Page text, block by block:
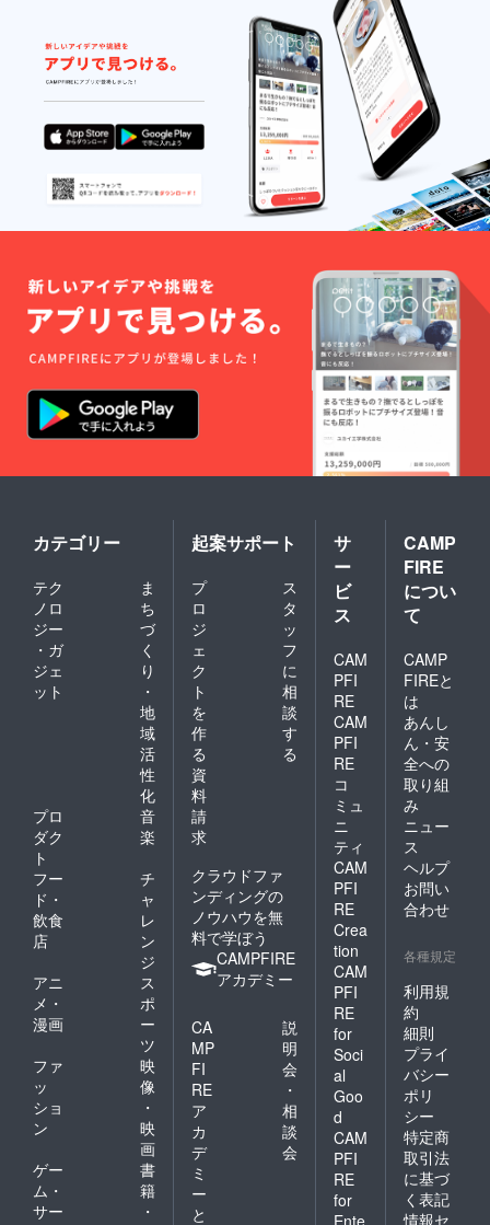
カテゴリー
テク
ノロ
ジー
・ガ
ジェ
ット
ま
ち
づ
く
り
・
地
域
活
性
化
プロ
ダク
ト
音
楽
フー
ド・
飲食
店
チ
ャ
レ
ン
ジ
アニ
メ・
漫画
ス
ポ
ー
ツ
ファ
ッ
ショ
ン
映
像
・
映
画
ゲー
ム・
サー
書
籍
・
起案サポート
プ
ロ
ジ
ェ
ク
ト
を
作
る
ス
タ
ッ
フ
に
相
談
す
る
資
料
請
求
クラウドファ
ンディングの
ノウハウを無
料で学ぼう
CAMPFIRE
アカデミー
CA
MP
FI
RE
ア
カ
デ
ミ
ー
と
説
明
会
・
相
談
会
サ
ー
ビ
ス
CAM
PFI
RE
CAM
PFI
RE
コ
ミュ
ニ
ティ
CAM
PFI
RE
Crea
tion
CAM
PFI
RE
for
Soci
al
Goo
d
CAM
PFI
RE
for
Ente
CAMP
FIRE
につい
て
CAMP
FIREと
は
あんし
ん・安
全への
取り組
み
ニュー
ス
ヘルプ
お問い
合わせ
各種規定
利用規
約
細則
プライ
バシー
ポリ
シー
特定商
取引法
に基づ
く表記
情報セ